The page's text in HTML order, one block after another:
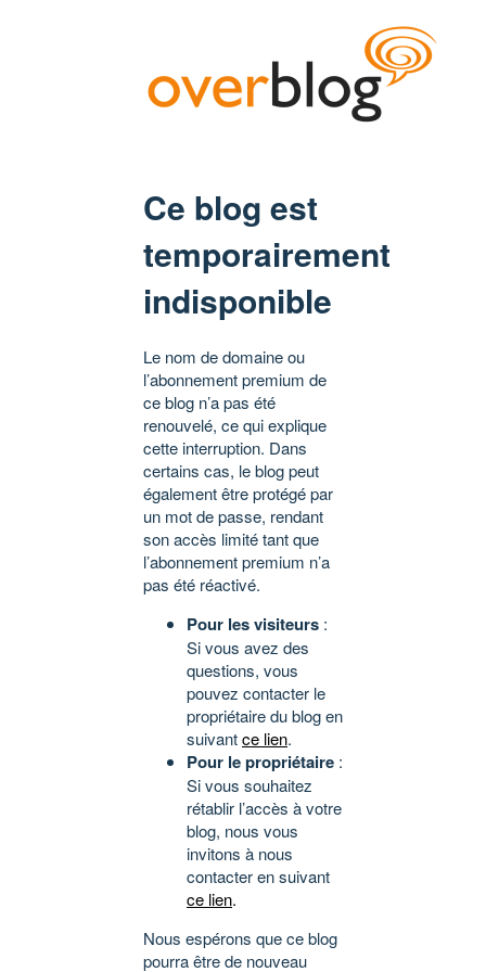
Ce blog est
temporairement
indisponible
Le nom de domaine ou
l’abonnement premium de
ce blog n’a pas été
renouvelé, ce qui explique
cette interruption. Dans
certains cas, le blog peut
également être protégé par
un mot de passe, rendant
son accès limité tant que
l’abonnement premium n’a
pas été réactivé.
Pour les visiteurs :
Si vous avez des
questions, vous
pouvez contacter le
propriétaire du blog en
suivantce lien.
Pour le propriétaire :
Si vous souhaitez
rétablir l’accès à votre
blog, nous vous
invitons à nous
contacter en suivant
ce lien.
Nous espérons que ce blog
pourra être de nouveau